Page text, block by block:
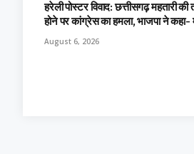
हरेली पोस्टर विवाद: छत्तीसगढ़ महतारी की
होने पर कांग्रेस का हमला, भाजपा ने कहा-
August 6, 2026